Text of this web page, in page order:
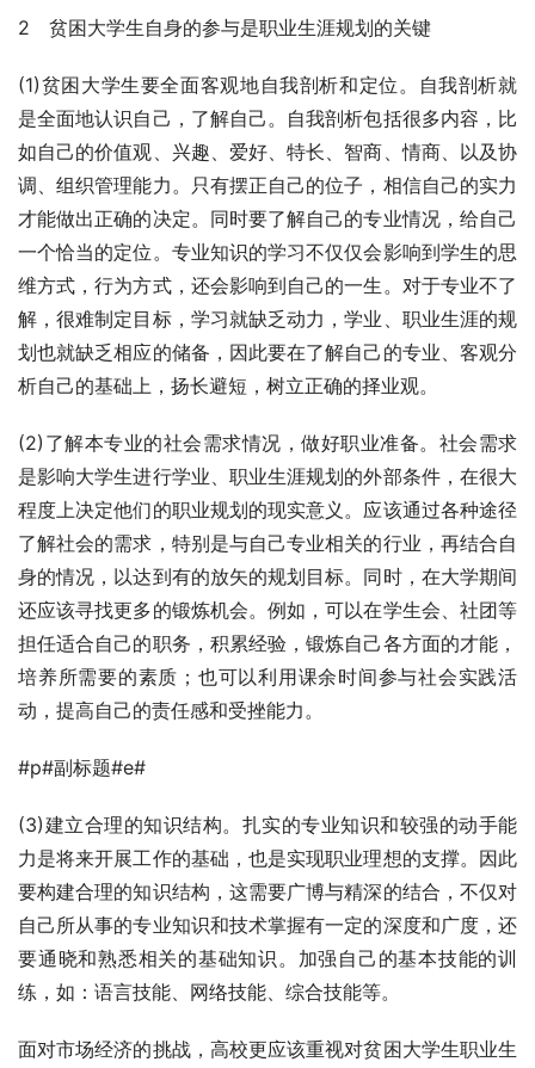
2　贫困大学生自身的参与是职业生涯规划的关键
(1)贫困大学生要全面客观地自我剖析和定位。自我剖析就
是全面地认识自己，了解自己。自我剖析包括很多内容，比
如自己的价值观、兴趣、爱好、特长、智商、情商、以及协
调、组织管理能力。只有摆正自己的位子，相信自己的实力
才能做出正确的决定。同时要了解自己的专业情况，给自己
一个恰当的定位。专业知识的学习不仅仅会影响到学生的思
维方式，行为方式，还会影响到自己的一生。对于专业不了
解，很难制定目标，学习就缺乏动力，学业、职业生涯的规
划也就缺乏相应的储备，因此要在了解自己的专业、客观分
析自己的基础上，扬长避短，树立正确的择业观。
(2)了解本专业的社会需求情况，做好职业准备。社会需求
是影响大学生进行学业、职业生涯规划的外部条件，在很大
程度上决定他们的职业规划的现实意义。应该通过各种途径
了解社会的需求，特别是与自己专业相关的行业，再结合自
身的情况，以达到有的放矢的规划目标。同时，在大学期间
还应该寻找更多的锻炼机会。例如，可以在学生会、社团等
担任适合自己的职务，积累经验，锻炼自己各方面的才能，
培养所需要的素质；也可以利用课余时间参与社会实践活
动，提高自己的责任感和受挫能力。
#p#副标题#e#
(3)建立合理的知识结构。扎实的专业知识和较强的动手能
力是将来开展工作的基础，也是实现职业理想的支撑。因此
要构建合理的知识结构，这需要广博与精深的结合，不仅对
自己所从事的专业知识和技术掌握有一定的深度和广度，还
要通晓和熟悉相关的基础知识。加强自己的基本技能的训
练，如：语言技能、网络技能、综合技能等。
面对市场经济的挑战，高校更应该重视对贫困大学生职业生